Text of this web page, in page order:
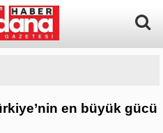
en büyük gücü